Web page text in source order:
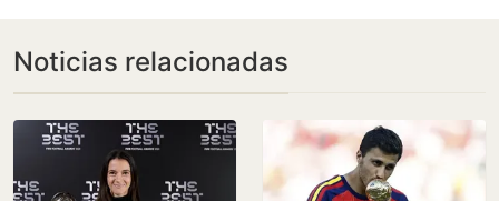
Noticias relacionadas